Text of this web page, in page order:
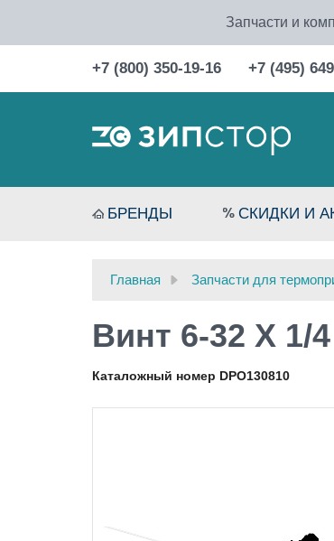
Запчасти и
+7 (800) 350-19-16 +7 (495)
БРЕНДЫ СКИДКИ И
Главная Запчасти для
Винт 6-32 X 1/
Каталожный номер DPO130810